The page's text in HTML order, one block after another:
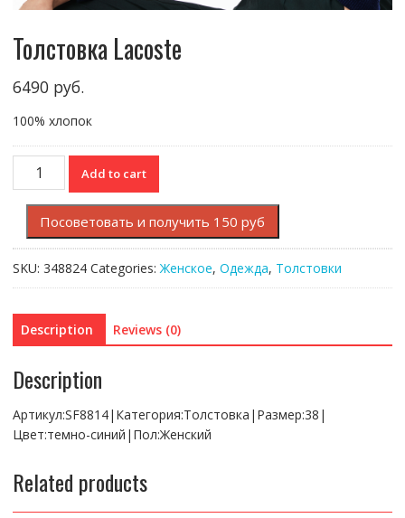
Толстовка Lacoste
6490руб.
100% хлопок
Толстовка
Lacoste
quantity
Add to cart
Посоветовать и получить 150 руб
SKU: 348824 Categories:Женское, Одежда, Толстовки
Description Reviews (0)
Description
Артикул:SF8814|Категория:Толстовка|Размер:38|
Цвет:темно-синий|Пол:Женский
Related products